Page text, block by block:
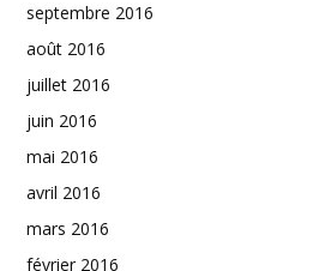
septembre 2016
août 2016
juillet 2016
juin 2016
mai 2016
avril 2016
mars 2016
février 2016